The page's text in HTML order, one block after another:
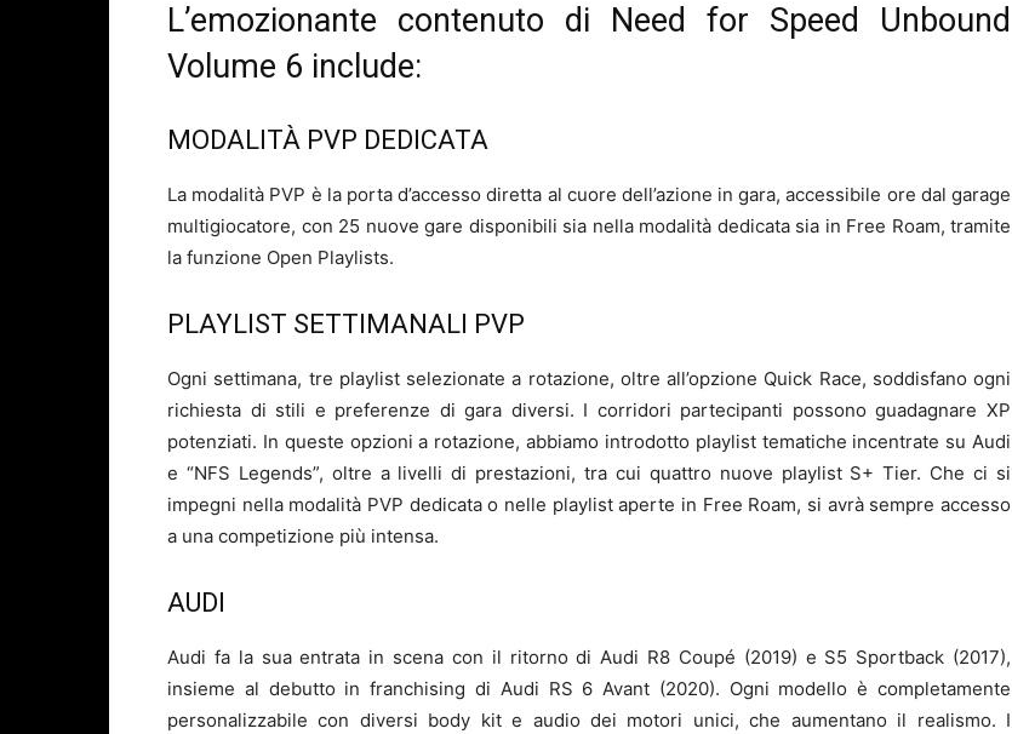
L’emozionante contenuto di Need for Speed Unbound
Volume 6 include:
MODALITÀ PVP DEDICATA
La modalità PVP è la porta d’accesso diretta al cuore dell’azione in gara, accessibile ore dal garage
multigiocatore, con 25 nuove gare disponibili sia nella modalità dedicata sia in Free Roam, tramite
la funzione Open Playlists.
PLAYLIST SETTIMANALI PVP
Ogni settimana, tre playlist selezionate a rotazione, oltre all’opzione Quick Race, soddisfano ogni
richiesta di stili e preferenze di gara diversi. I corridori partecipanti possono guadagnare XP
potenziati. In queste opzioni a rotazione, abbiamo introdotto playlist tematiche incentrate su Audi
e “NFS Legends”, oltre a livelli di prestazioni, tra cui quattro nuove playlist S+ Tier. Che ci si
impegni nella modalità PVP dedicata o nelle playlist aperte in Free Roam, si avrà sempre accesso
a una competizione più intensa.
AUDI
Audi fa la sua entrata in scena con il ritorno di Audi R8 Coupé (2019) e S5 Sportback (2017),
insieme al debutto in franchising di Audi RS 6 Avant (2020). Ogni modello è completamente
personalizzabile con diversi body kit e audio dei motori unici, che aumentano il realismo. I